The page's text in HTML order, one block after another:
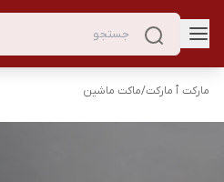
مارکت ٱ مارکت/ماکت ماشین